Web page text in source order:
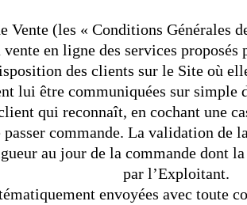
Vente (les « Conditions Générales
en ligne des services
des clients sur le Site où
lui être communiquées sur simple
qui reconnaît, en cochant une
passer commande. La validation de
au jour de la commande dont
par l’Exploitant.
envoyées avec toute